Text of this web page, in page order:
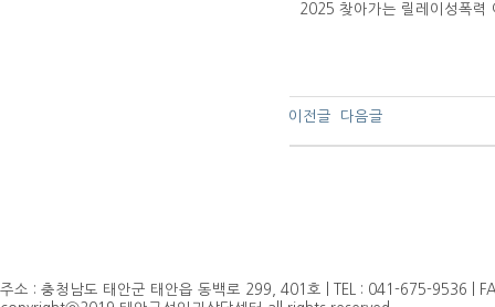
2025 찾아가는 릴레이성폭력
이전글 다음글
주소 : 충청남도 태안군 태안읍 동백로 299, 401호 | TEL : 041-675-9536 |